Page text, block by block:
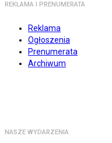
REKLAMA I PRENUMERATA
Reklama
Ogłoszenia
Prenumerata
Archiwum
NASZE WYDARZENIA